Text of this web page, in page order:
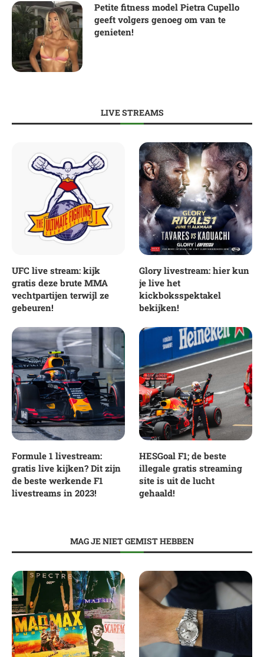
Petite fitness model Pietra Cupello
geeft volgers genoeg om van te
genieten!
LIVE STREAMS
UFC live stream: kijk
gratis deze brute MMA
vechtpartijen terwijl ze
gebeuren!
Glory livestream: hier kun
je live het
kickboksspektakel
bekijken!
Formule 1 livestream:
gratis live kijken? Dit zijn
de beste werkende F1
livestreams in 2023!
HESGoal F1; de beste
illegale gratis streaming
site is uit de lucht
gehaald!
MAG JE NIET GEMIST HEBBEN